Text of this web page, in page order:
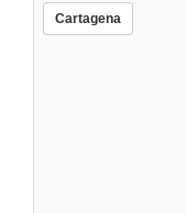
Cartagena